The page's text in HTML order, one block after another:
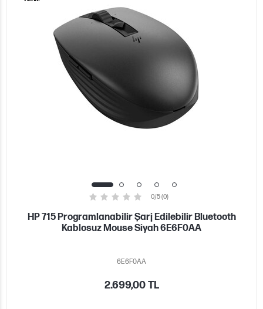
0/5 (0)
HP 715 Programlanabilir Şarj Edilebilir Bluetooth
Kablosuz Mouse Siyah 6E6F0AA
6E6F0AA
2.699,00 TL